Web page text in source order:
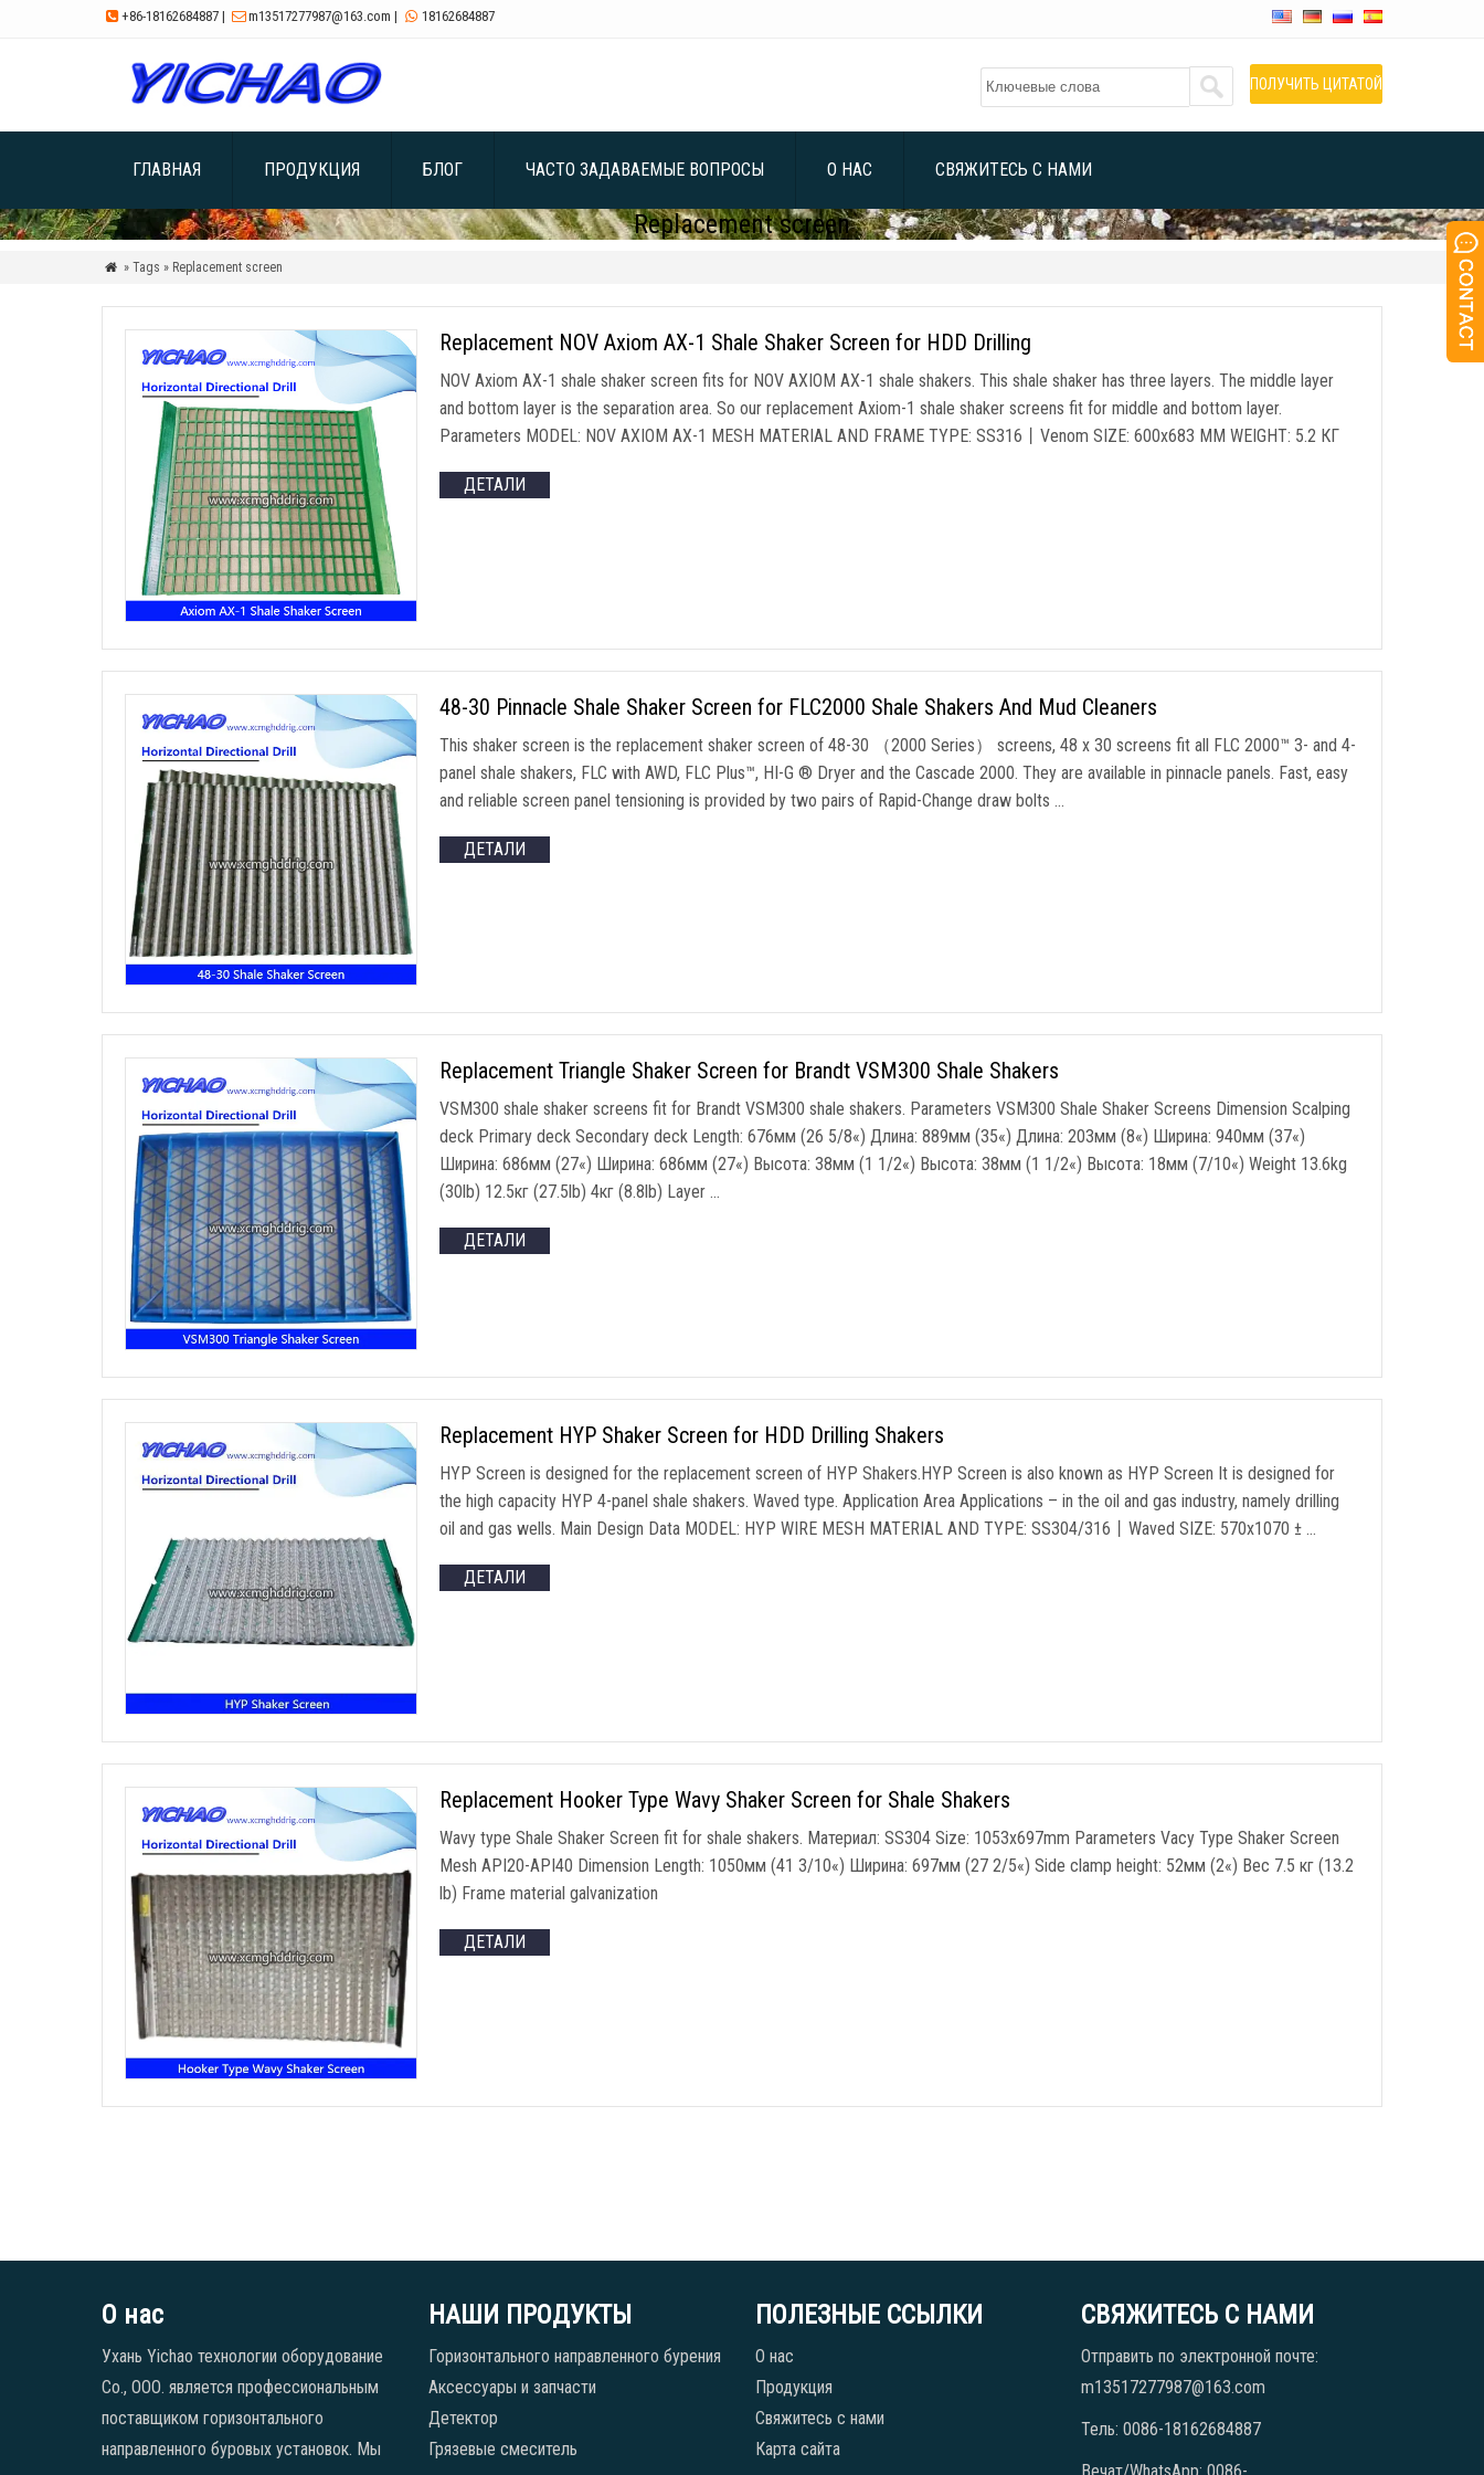
 +86-18162684887 | m13517277987@163.com |  18162684887
ПОЛУЧИТЬ ЦИТАТОЙ
ГЛАВНАЯ ПРОДУКЦИЯ БЛОГ ЧАСТО ЗАДАВАЕМЫЕ ВОПРОСЫ О НАС СВЯЖИТЕСЬ С НАМИ
Replacement screen
 » Tags » Replacement screen
Replacement NOV Axiom AX-1 Shale Shaker Screen for HDD Drilling
NOV Axiom AX-1 shale shaker screen fits for NOV AXIOM AX-1 shale shakers.This shale shaker has three layers.The middle layer
and bottom layer is the separation area.So our replacement Axiom-1 shale shaker screens fit for middle and bottom layer.
Parameters MODEL: NOV AXIOM AX-1 MESH MATERIAL AND FRAME TYPE:SS316丨Venom SIZE: 600х683 MM WEIGHT: 5.2 КГ
ДЕТАЛИ
48-30 Pinnacle Shale Shaker Screen for FLC2000 Shale Shakers And Mud Cleaners
This shaker screen is the replacement shaker screen of 48-30 （2000 Series） screens, 48 x 30screens fit all FLC 2000™ 3-and 4-
panel shale shakers, FLC with AWD, FLC Plus™, HI-G ® Dryer and the Cascade 2000.They are available in pinnacle panels. Fast,easy
and reliable screen panel tensioning is provided by two pairs of Rapid-Change draw bolts …
ДЕТАЛИ
Replacement Triangle Shaker Screen for Brandt VSM300 Shale Shakers
VSM300 shale shaker screens fit for Brandt VSM300 shale shakers. Parameters VSM300 Shale Shaker Screens Dimension Scalping
deck Primary deck Secondary deck Length: 676мм (26 5/8«) Длина: 889мм (35«) Длина: 203мм (8«) Ширина: 940мм (37«)
Ширина: 686мм (27«) Ширина: 686мм (27«) Высота: 38мм (1 1/2«) Высота: 38мм (1 1/2«) Высота: 18мм (7/10«)Weight 13.6kg
(30 lb) 12.5кг (27.5 lb) 4кг (8.8 lb) Layer …
ДЕТАЛИ
Replacement HYP Shaker Screen for HDD Drilling Shakers
HYP Screen is designed for the replacement screen of HYP Shakers.HYP Screen is also known as HYP Screen It is designed for
the high capacity HYP 4-panel shale shakers.Waved type.Application Area Applications –in the oil and gas industry,namely drilling
oil and gas wells. Main Design Data MODEL: HYP WIRE MESH MATERIAL AND TYPE:SS304/316丨Waved SIZE: 570х1070 ± …
ДЕТАЛИ
Replacement Hooker Type Wavy Shaker Screen for Shale Shakers
Wavy type Shale Shaker Screen fit for shale shakers. Материал:SS304 Size: 1053x697mm Parameters Vacy Type Shaker Screen
Mesh API20-API40 Dimension Length: 1050мм (41 3/10«) Ширина: 697мм (27 2/5«)Side clamp height: 52мм (2«) Вес 7.5 кг (13.2
lb) Frame material galvanization
ДЕТАЛИ
О нас
Ухань Yichao технологии оборудование
Co., ООО. является профессиональным
поставщиком горизонтального
направленного буровых установок. Мы
НАШИ ПРОДУКТЫ
Горизонтального направленного бурения
Аксессуары и запчасти
Детектор
Грязевые смеситель
ПОЛЕЗНЫЕ ССЫЛКИ
О нас
Продукция
Свяжитесь с нами
Карта сайта
СВЯЖИТЕСЬ С НАМИ
Отправить по электронной почте:
m13517277987@163.com
Тель: 0086-18162684887
Вечат/WhatsApp: 0086-